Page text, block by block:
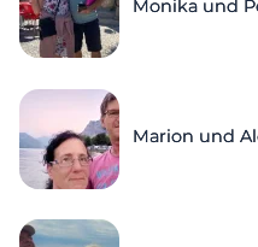
Monika und
Marion und